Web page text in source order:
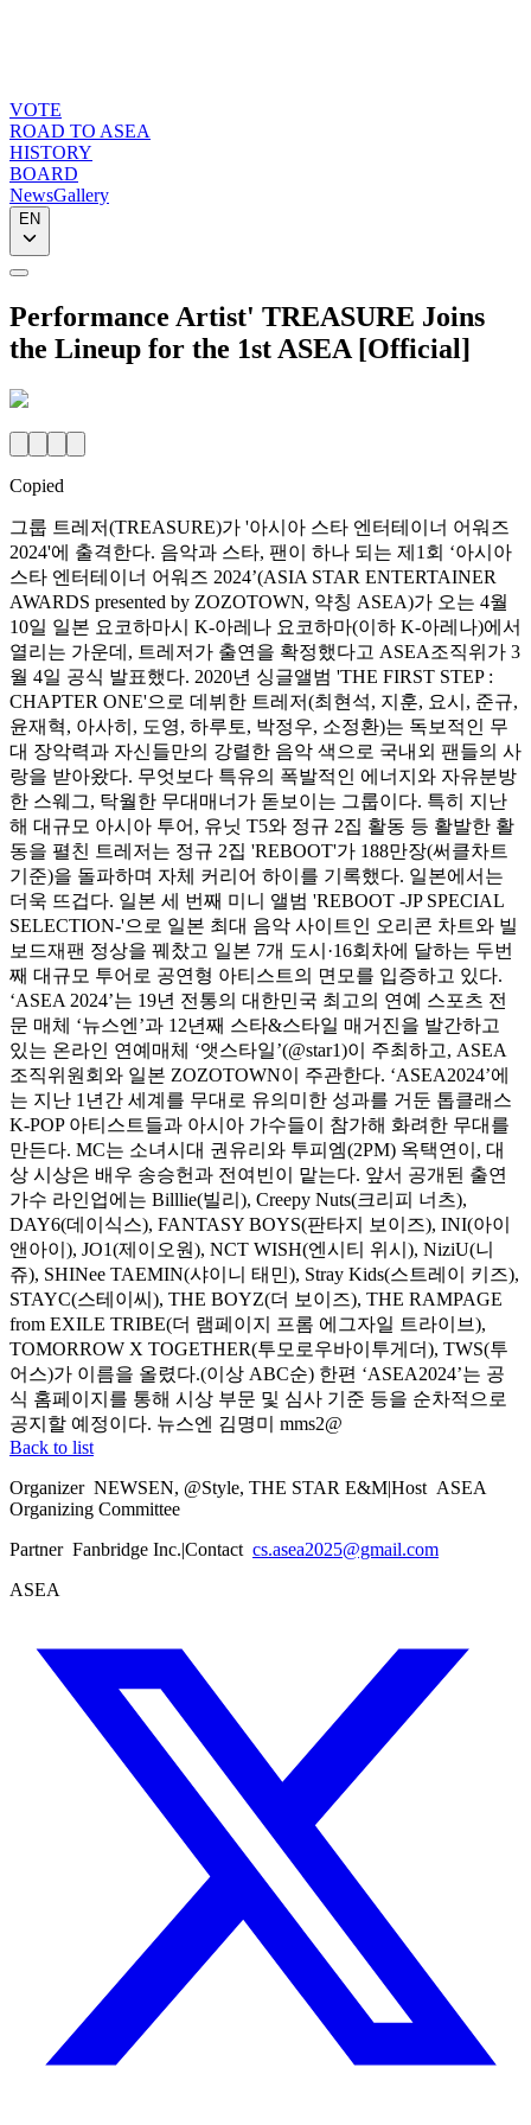
VOTE
ROAD TO ASEA
HISTORY
BOARD
NewsGallery
EN
Performance Artist' TREASURE Joins
the Lineup for the 1st ASEA [Official]
Copied
그룹 트레저(TREASURE)가 '아시아 스타 엔터테이너 어워즈
2024'에 출격한다. 음악과 스타, 팬이 하나 되는 제1회 ‘아시아
스타 엔터테이너 어워즈 2024’(ASIA STAR ENTERTAINER
AWARDS presented by ZOZOTOWN, 약칭 ASEA)가 오는 4월
10일 일본 요코하마시 K-아레나 요코하마(이하 K-아레나)에서
열리는 가운데, 트레저가 출연을 확정했다고 ASEA조직위가 3
월 4일 공식 발표했다. 2020년 싱글앨범 'THE FIRST STEP :
CHAPTER ONE'으로 데뷔한 트레저(최현석, 지훈, 요시, 준규,
윤재혁, 아사히, 도영, 하루토, 박정우, 소정환)는 독보적인 무
대 장악력과 자신들만의 강렬한 음악 색으로 국내외 팬들의 사
랑을 받아왔다. 무엇보다 특유의 폭발적인 에너지와 자유분방
한 스웨그, 탁월한 무대매너가 돋보이는 그룹이다. 특히 지난
해 대규모 아시아 투어, 유닛 T5와 정규 2집 활동 등 활발한 활
동을 펼친 트레저는 정규 2집 'REBOOT'가 188만장(써클차트
기준)을 돌파하며 자체 커리어 하이를 기록했다. 일본에서는
더욱 뜨겁다. 일본 세 번째 미니 앨범 'REBOOT -JP SPECIAL
SELECTION-'으로 일본 최대 음악 사이트인 오리콘 차트와 빌
보드재팬 정상을 꿰찼고 일본 7개 도시·16회차에 달하는 두번
째 대규모 투어로 공연형 아티스트의 면모를 입증하고 있다.
‘ASEA 2024’는 19년 전통의 대한민국 최고의 연예 스포츠 전
문 매체 ‘뉴스엔’과 12년째 스타&스타일 매거진을 발간하고
있는 온라인 연예매체 ‘앳스타일’(@star1)이 주최하고, ASEA
조직위원회와 일본 ZOZOTOWN이 주관한다. ‘ASEA2024’에
는 지난 1년간 세계를 무대로 유의미한 성과를 거둔 톱클래스
K-POP 아티스트들과 아시아 가수들이 참가해 화려한 무대를
만든다. MC는 소녀시대 권유리와 투피엠(2PM) 옥택연이, 대
상 시상은 배우 송승헌과 전여빈이 맡는다. 앞서 공개된 출연
가수 라인업에는 Billlie(빌리), Creepy Nuts(크리피 너츠),
DAY6(데이식스), FANTASY BOYS(판타지 보이즈), INI(아이
앤아이), JO1(제이오원), NCT WISH(엔시티 위시), NiziU(니
쥬), SHINee TAEMIN(샤이니 태민), Stray Kids(스트레이 키즈),
STAYC(스테이씨), THE BOYZ(더 보이즈), THE RAMPAGE
from EXILE TRIBE(더 램페이지 프롬 에그자일 트라이브),
TOMORROW X TOGETHER(투모로우바이투게더), TWS(투
어스)가 이름을 올렸다.(이상 ABC순) 한편 ‘ASEA2024’는 공
식 홈페이지를 통해 시상 부문 및 심사 기준 등을 순차적으로
공지할 예정이다. 뉴스엔 김명미 mms2@
Back to list
Organizer NEWSEN, @Style, THE STAR E&M|Host ASEA
Organizing Committee
Partner Fanbridge Inc.|Contact cs.asea2025@gmail.com
ASEA